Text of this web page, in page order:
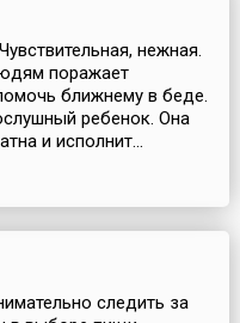
нежная.
поражает
ближнему в беде.
ребенок. Она
и исполнит...
следить за